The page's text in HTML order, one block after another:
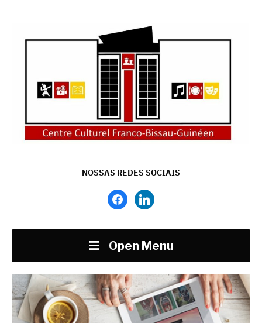
NOSSAS REDES SOCIAIS
facebooklinkedin
Open Menu